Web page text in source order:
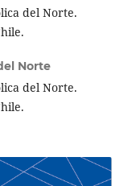
del Norte.
Norte
del Norte.